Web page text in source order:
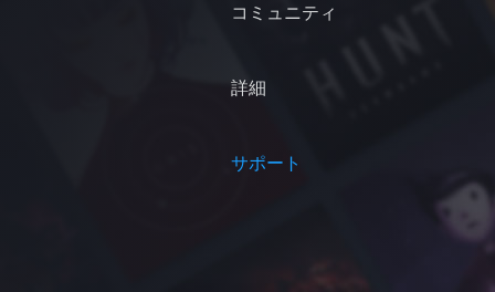
コミュニティ
詳細
サポート